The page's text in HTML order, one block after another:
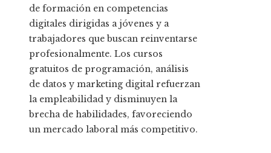
de formación en competencias
digitales dirigidas a jóvenes y a
trabajadores que buscan reinventarse
profesionalmente. Los cursos
gratuitos de programación, análisis
de datos y marketing digital refuerzan
la empleabilidad y disminuyen la
brecha de habilidades, favoreciendo
un mercado laboral más competitivo.